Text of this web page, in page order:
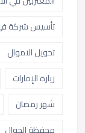
تأسيس شركة في
تحويل الاموال
زيارة الإمارات
شهر رمضان